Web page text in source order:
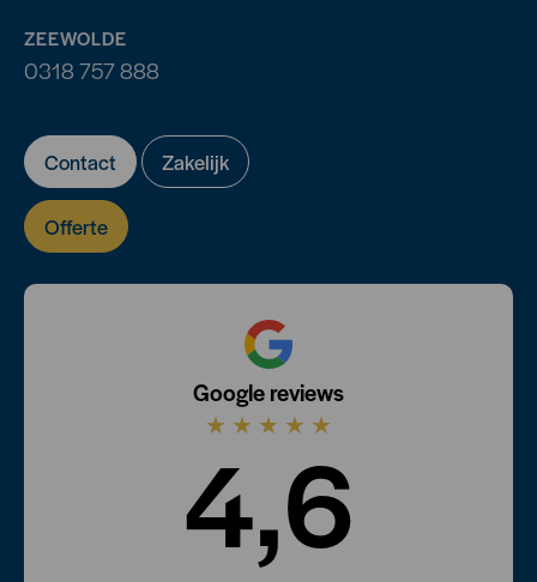
ZEEWOLDE
0318 757 888
Contact Zakelijk
Offerte
Google reviews
★ ★ ★ ★ ★
4,6